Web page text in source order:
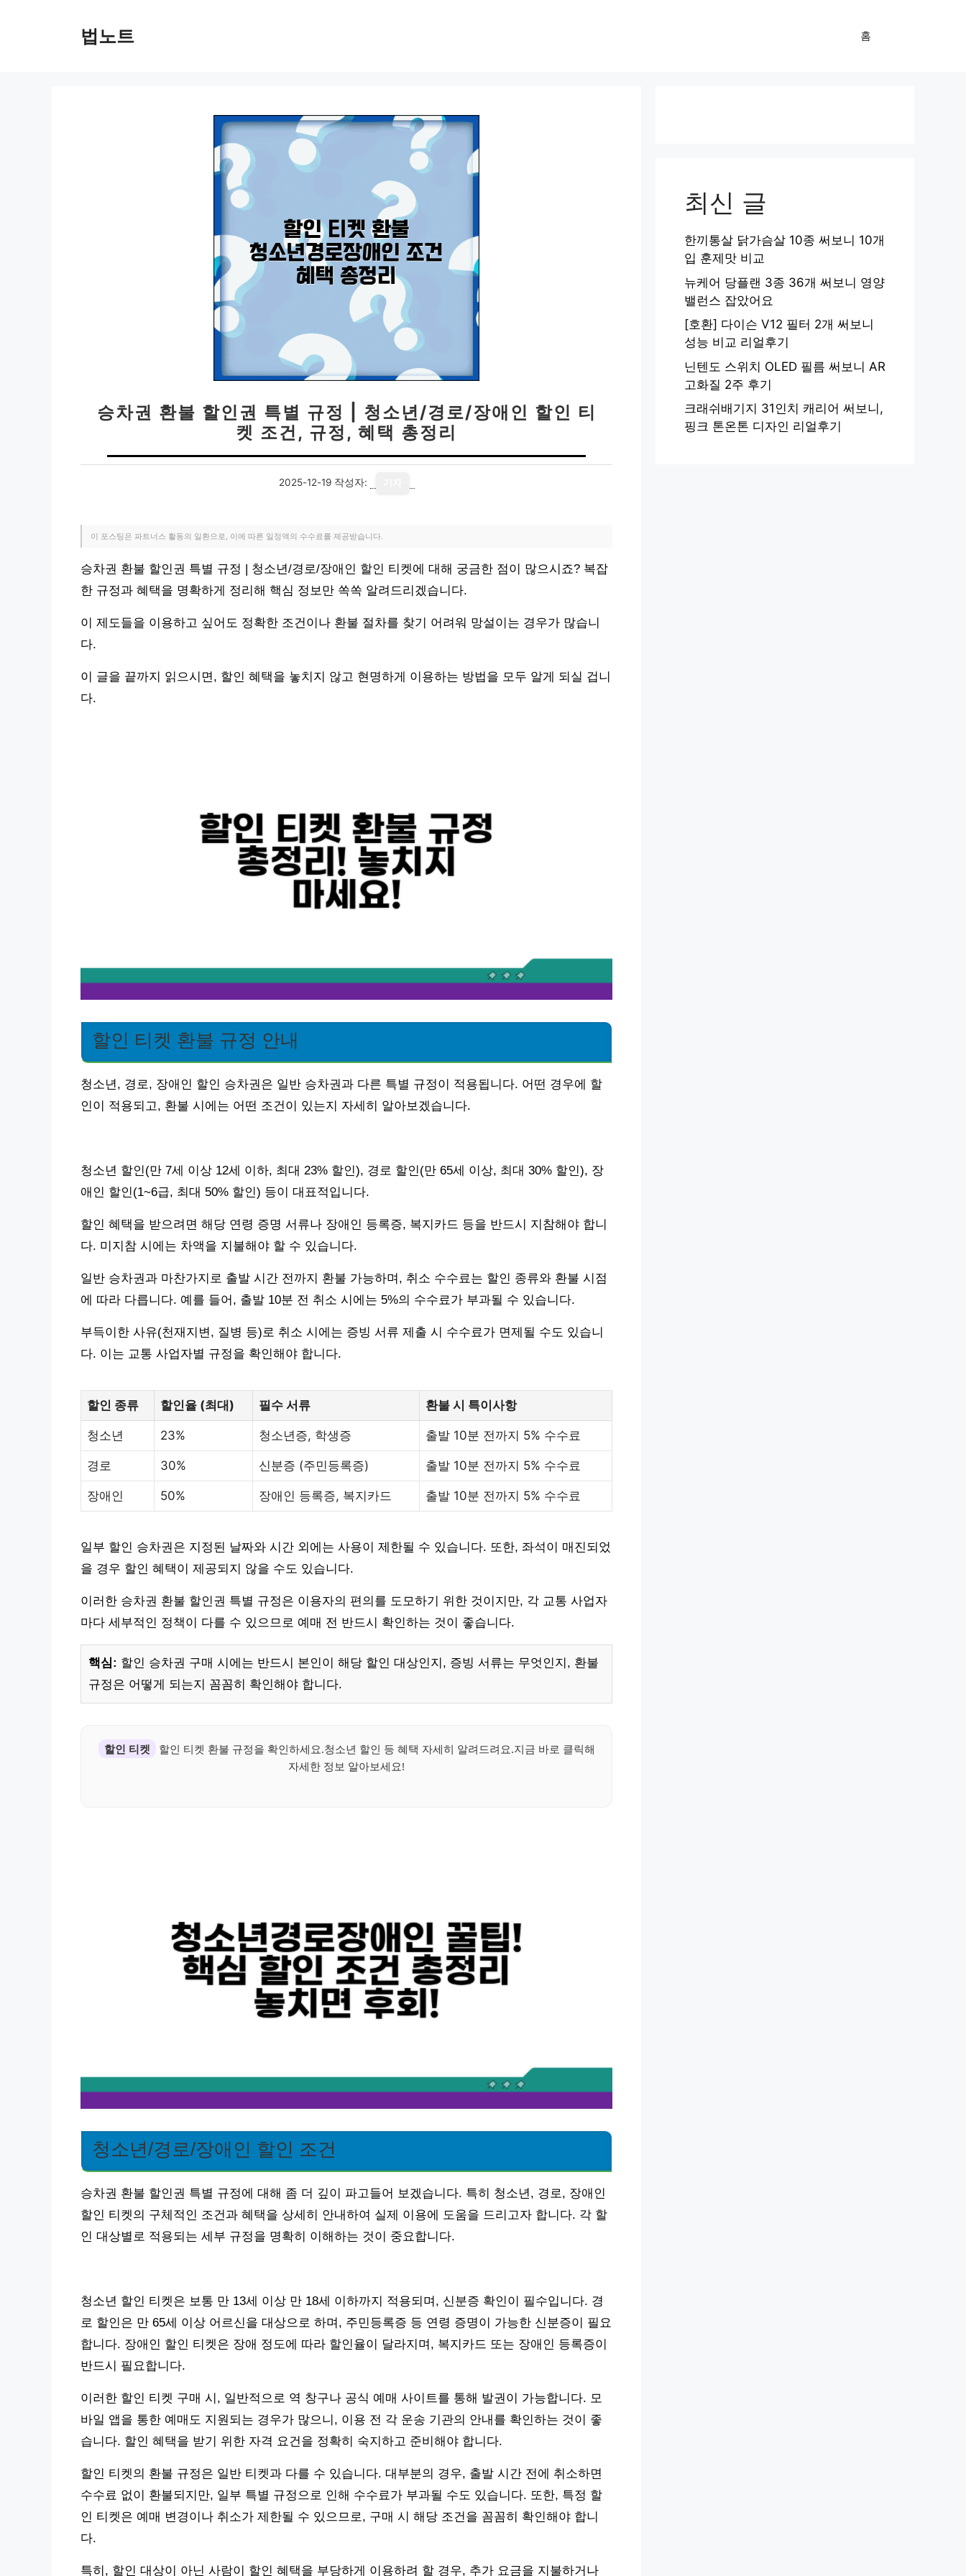
법노트 홈
승차권 환불 할인권 특별 규정 | 청소년/경로/장애인 할인 티
켓 조건, 규정, 혜택 총정리
2025-12-19 작성자:
이 포스팅은 파트너스 활동의 일환으로, 이에 따른 일정액의 수수료를 제공받습니다.
승차권 환불 할인권 특별 규정 | 청소년/경로/장애인 할인 티켓에 대해 궁금한 점이 많으시죠? 복잡
한 규정과 혜택을 명확하게 정리해 핵심 정보만 쏙쏙 알려드리겠습니다.
이 제도들을 이용하고 싶어도 정확한 조건이나 환불 절차를 찾기 어려워 망설이는 경우가 많습니
다.
이 글을 끝까지 읽으시면, 할인 혜택을 놓치지 않고 현명하게 이용하는 방법을 모두 알게 되실 겁니
다.
할인 티켓 환불 규정 안내
청소년, 경로, 장애인 할인 승차권은 일반 승차권과 다른 특별 규정이 적용됩니다. 어떤 경우에 할
인이 적용되고, 환불 시에는 어떤 조건이 있는지 자세히 알아보겠습니다.
청소년 할인(만 7세 이상 12세 이하, 최대 23% 할인), 경로 할인(만 65세 이상, 최대 30% 할인), 장
애인 할인(1~6급, 최대 50% 할인) 등이 대표적입니다.
할인 혜택을 받으려면 해당 연령 증명 서류나 장애인 등록증, 복지카드 등을 반드시 지참해야 합니
다. 미지참 시에는 차액을 지불해야 할 수 있습니다.
일반 승차권과 마찬가지로 출발 시간 전까지 환불 가능하며, 취소 수수료는 할인 종류와 환불 시점
에 따라 다릅니다. 예를 들어, 출발 10분 전 취소 시에는 5%의 수수료가 부과될 수 있습니다.
부득이한 사유(천재지변, 질병 등)로 취소 시에는 증빙 서류 제출 시 수수료가 면제될 수도 있습니
다. 이는 교통 사업자별 규정을 확인해야 합니다.
할인 종류 할인율 (최대) 필수 서류 환불 시 특이사항
청소년 23% 청소년증, 학생증 출발 10분 전까지 5% 수수료
경로 30% 신분증 (주민등록증) 출발 10분 전까지 5% 수수료
장애인 50% 장애인 등록증, 복지카드 출발 10분 전까지 5% 수수료
일부 할인 승차권은 지정된 날짜와 시간 외에는 사용이 제한될 수 있습니다. 또한, 좌석이 매진되었
을 경우 할인 혜택이 제공되지 않을 수도 있습니다.
이러한 승차권 환불 할인권 특별 규정은 이용자의 편의를 도모하기 위한 것이지만, 각 교통 사업자
마다 세부적인 정책이 다를 수 있으므로 예매 전 반드시 확인하는 것이 좋습니다.
핵심: 할인 승차권 구매 시에는 반드시 본인이 해당 할인 대상인지, 증빙 서류는 무엇인지, 환불
규정은 어떻게 되는지 꼼꼼히 확인해야 합니다.
할인 티켓
할인 티켓 환불 규정을 확인하세요.청소년 할인 등 혜택 자세히 알려드려요.지금 바로 클릭해
자세한 정보 알아보세요!
청소년/경로/장애인 할인 조건
승차권 환불 할인권 특별 규정에 대해 좀 더 깊이 파고들어 보겠습니다. 특히 청소년, 경로, 장애인
할인 티켓의 구체적인 조건과 혜택을 상세히 안내하여 실제 이용에 도움을 드리고자 합니다. 각 할
인 대상별로 적용되는 세부 규정을 명확히 이해하는 것이 중요합니다.
청소년 할인 티켓은 보통 만 13세 이상 만 18세 이하까지 적용되며, 신분증 확인이 필수입니다. 경
로 할인은 만 65세 이상 어르신을 대상으로 하며, 주민등록증 등 연령 증명이 가능한 신분증이 필요
합니다. 장애인 할인 티켓은 장애 정도에 따라 할인율이 달라지며, 복지카드 또는 장애인 등록증이
반드시 필요합니다.
이러한 할인 티켓 구매 시, 일반적으로 역 창구나 공식 예매 사이트를 통해 발권이 가능합니다. 모
바일 앱을 통한 예매도 지원되는 경우가 많으니, 이용 전 각 운송 기관의 안내를 확인하는 것이 좋
습니다. 할인 혜택을 받기 위한 자격 요건을 정확히 숙지하고 준비해야 합니다.
할인 티켓의 환불 규정은 일반 티켓과 다를 수 있습니다. 대부분의 경우, 출발 시간 전에 취소하면
수수료 없이 환불되지만, 일부 특별 규정으로 인해 수수료가 부과될 수도 있습니다. 또한, 특정 할
인 티켓은 예매 변경이나 취소가 제한될 수 있으므로, 구매 시 해당 조건을 꼼꼼히 확인해야 합니
다.
특히, 할인 대상이 아닌 사람이 할인 혜택을 부당하게 이용하려 할 경우, 추가 요금을 지불하거나
최신 글
한끼통살 닭가슴살 10종 써보니 10개
입 훈제맛 비교
뉴케어 당플랜 3종 36개 써보니 영양
밸런스 잡았어요
[호환] 다이슨 V12 필터 2개 써보니
성능 비교 리얼후기
닌텐도 스위치 OLED 필름 써보니 AR
고화질 2주 후기
크래쉬배기지 31인치 캐리어 써보니,
핑크 톤온톤 디자인 리얼후기